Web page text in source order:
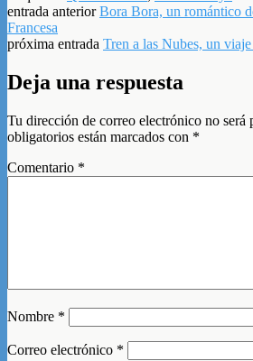
entrada anteriorBora Bora, un romántico
Francesa
próxima entrada Tren a las Nubes, un
Deja una respuesta
Tu dirección de correo electrónico no será
obligatorios están marcados con *
Comentario *
Nombre *
Correo electrónico *